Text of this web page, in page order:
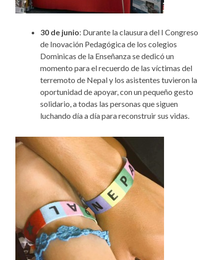
30 de junio: Durante la clausura del I Congreso
de Inovación Pedagógica de los colegios
Dominicas de la Enseñanza se dedicó un
momento para el recuerdo de las víctimas del
terremoto de Nepal y los asistentes tuvieron la
oportunidad de apoyar, con un pequeño gesto
solidario, a todas las personas que siguen
luchando día a día para reconstruir sus vidas.